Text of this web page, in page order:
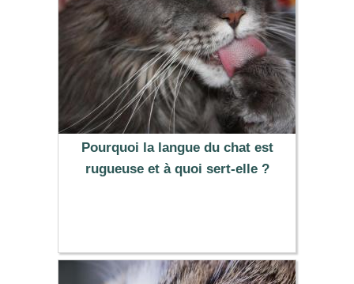
Pourquoi la langue du chat est
rugueuse et à quoi sert-elle ?